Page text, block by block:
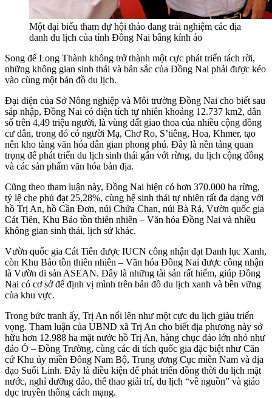
Một đại biểu tham dự hội thảo đang trải nghiệm các địa
danh du lịch của tỉnh Đồng Nai bằng kính ảo
Song để Long Thành không trở thành một cực phát triển tách rời,
những không gian sinh thái và bản sắc của Đồng Nai phải được kéo
vào cùng một bản đồ du lịch.
Đại diện của Sở Nông nghiệp và Môi trường Đồng Nai cho biết sau
sáp nhập, Đồng Nai có diện tích tự nhiên khoảng 12.737 km2, dân
số trên 4,49 triệu người, là vùng đất giao thoa của nhiều cộng đồng
cư dân, trong đó có người Mạ, Chơ Ro, S’tiêng, Hoa, Khmer, tạo
nên kho tàng văn hóa dân gian phong phú. Đây là nền tảng quan
trọng để phát triển du lịch sinh thái gắn với rừng, du lịch cộng đồng
và các sản phẩm văn hóa bản địa.
Cũng theo tham luận này, Đồng Nai hiện có hơn 370.000 ha rừng,
tỷ lệ che phủ đạt 25,28%, cùng hệ sinh thái tự nhiên rất đa dạng với
hồ Trị An, hồ Cần Đơn, núi Chứa Chan, núi Bà Rá, Vườn quốc gia
Cát Tiên, Khu Bảo tồn thiên nhiên – Văn hóa Đồng Nai và nhiều
không gian sinh thái, lịch sử khác.
Vườn quốc gia Cát Tiên được IUCN công nhận đạt Danh lục Xanh,
còn Khu Bảo tồn thiên nhiên – Văn hóa Đồng Nai được công nhận
là Vườn di sản ASEAN. Đây là những tài sản rất hiếm, giúp Đồng
Nai có cơ sở để định vị mình trên bản đồ du lịch xanh và bền vững
của khu vực.
Trong bức tranh ấy, Trị An nổi lên như một cực du lịch giàu triển
vọng. Tham luận của UBND xã Trị An cho biết địa phương này sở
hữu hơn 12.988 ha mặt nước hồ Trị An, hàng chục đảo lớn nhỏ như
đảo Ó – Đồng Trường, cùng các di tích quốc gia đặc biệt như Căn
cứ Khu ủy miền Đông Nam Bộ, Trung ương Cục miền Nam và địa
đạo Suối Linh. Đây là điều kiện để phát triển đồng thời du lịch mặt
nước, nghỉ dưỡng đảo, thể thao giải trí, du lịch “về nguồn” và giáo
dục truyền thống cách mạng.